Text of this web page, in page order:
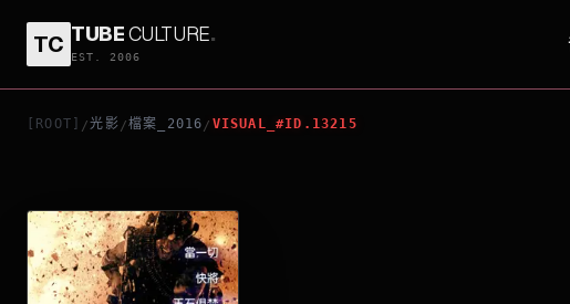
TC TUBECULTURE.
EST. 2006
[ROOT] /光影 /檔案_2016 / VISUAL_#ID.13215
13小時：班加西無名英雄